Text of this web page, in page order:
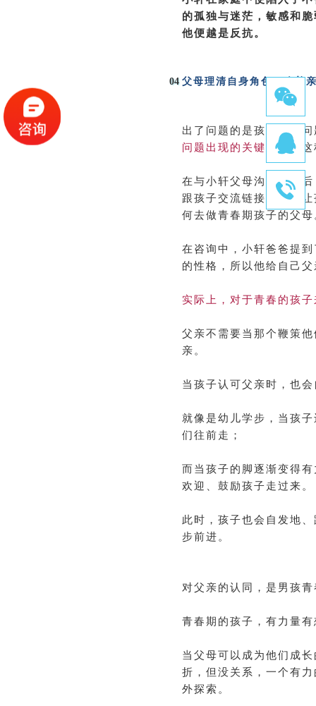
的孤独与迷茫，敏感和
他便越是反抗。
04 父母理清自身角色，改善
出了问题的是孩子，但
问题出现的关键原因
。
在与小轩父母沟通工作
跟孩子交流链接，为了
何去做青春期孩子的父
在咨询中，小轩爸爸提
的性格，所以他给自己
实际上，对于青春的孩
父亲不需要当那个鞭策
亲。
当孩子认可父亲时，也
就像是幼儿学步，当孩
们往前走；
而当孩子的脚逐渐变得
欢迎、鼓励孩子走过来。
此时，孩子也会自发地
步前进。
对父亲的认同，是男孩
青春期的孩子，有力量
当父母可以成为他们成
折，但没关系，一个有
外探索。